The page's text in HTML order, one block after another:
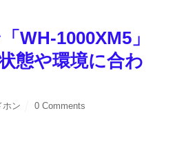
WH-1000XM5」
態や環境に合わ
ホン 0 Comments